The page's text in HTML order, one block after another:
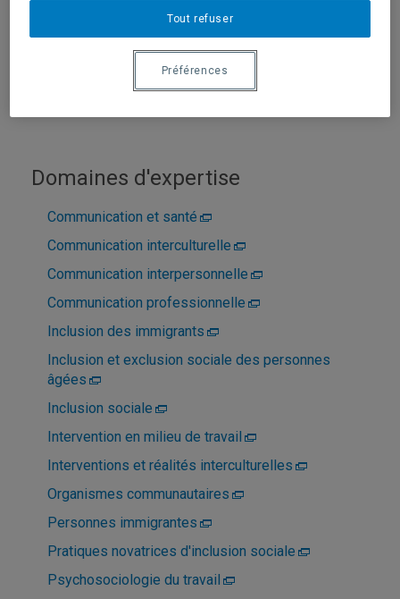
laquerre.marie-emmanuelle@uqam.ca
Téléphone: (514) 987-3000 poste 2142
: Français, Anglais
Domaines d'expertise
Communication et santé
Communication interculturelle
Communication interpersonnelle
Communication professionnelle
Inclusion des immigrants
Inclusion et exclusion sociale des personnes
âgées
Inclusion sociale
Intervention en milieu de travail
Interventions et réalités interculturelles
Organismes communautaires
Personnes immigrantes
Pratiques novatrices d'inclusion sociale
Psychosociologie du travail
Tout refuser
Préférences